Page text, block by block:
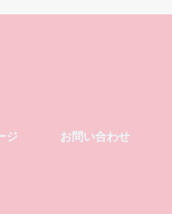
ジ お問い合わせ